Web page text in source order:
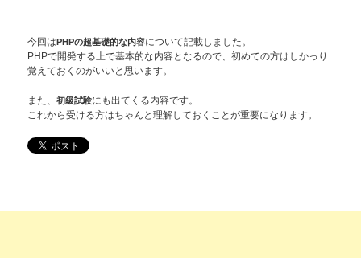
今回は PHPの超基礎的な内容について記載しました。
PHPで開発する上で基本的な内容となるので、初めての方はしかっり
覚えておくのがいいと思います。
また、初級試験にも出てくる内容です。
これから受ける方はちゃんと理解しておくことが重要になります。